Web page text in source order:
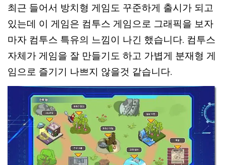
최근 들어서 방치형 게임도 꾸준하게 출시가 되고
있는데 이 게임은 컴투스 게임으로 그래픽을 보자
마자 컴투스 특유의 느낌이 나긴 했습니다. 컴투스
자체가 게임을 잘 만들기도 하고 가볍게 분재형 게
임으로 즐기기 나쁘지 않을것 같습니다.